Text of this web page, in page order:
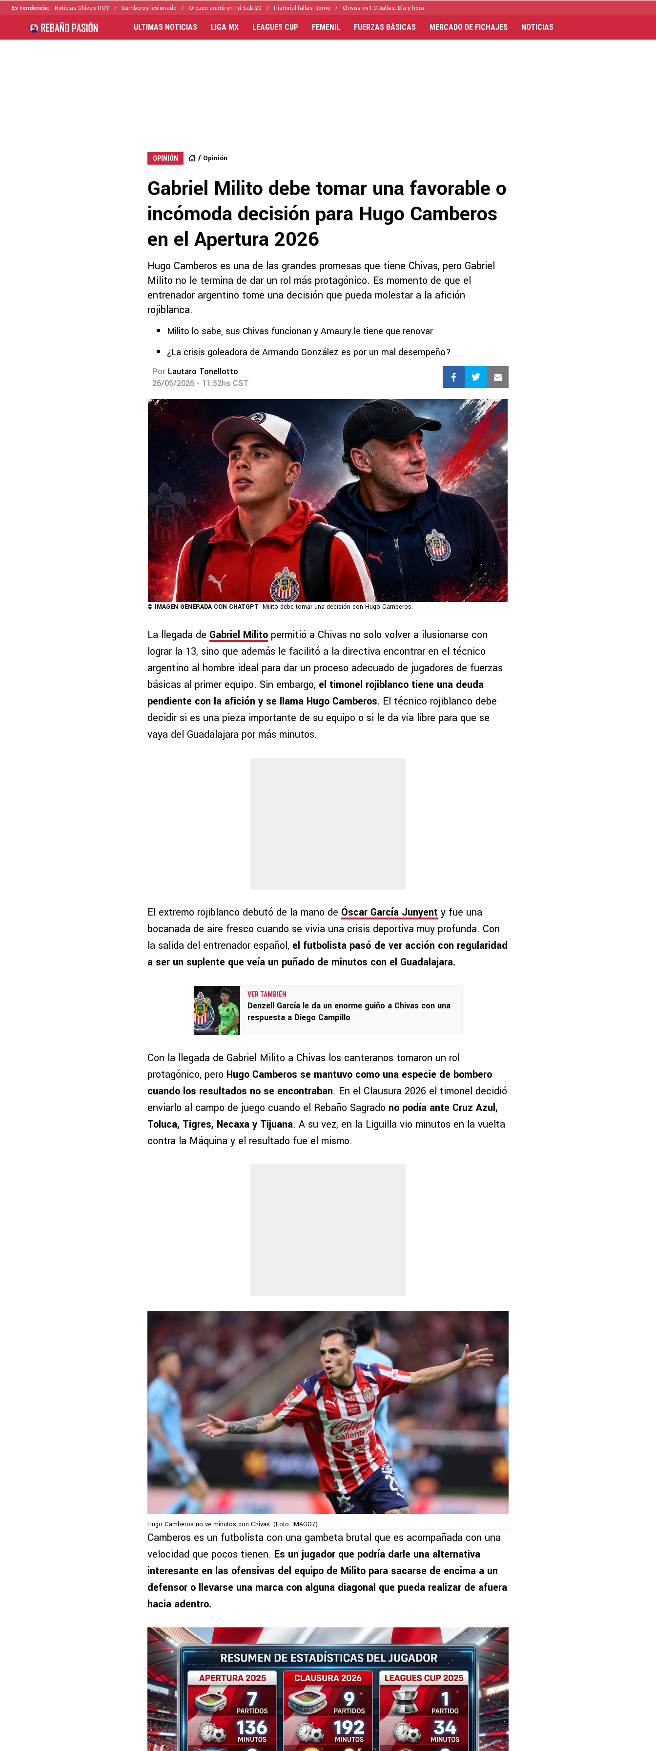
Es tendencia: Noticias Chivas HOY Camberos lesionado Orozco anotó en Tri Sub-20 Historial fallas Romo Chivas vs FC Dallas: Día y hora
ULTIMAS NOTICIAS LIGA MX LEAGUES CUP FEMENIL FUERZAS BÁSICAS MERCADO DE FICHAJES NOTICIAS
OPINIÓN Opinión
Gabriel Milito debe tomar una favorable o
incómoda decisión para Hugo Camberos
en el Apertura 2026
Hugo Camberos es una de las grandes promesas que tiene Chivas, pero Gabriel
Milito no le termina de dar un rol más protagónico. Es momento de que el
entrenador argentino tome una decisión que pueda molestar a la afición
rojiblanca.
Milito lo sabe, sus Chivas funcionan y Amaury le tiene que renovar
¿La crisis goleadora de Armando González es por un mal desempeño?
Por Lautaro Tonellotto
26/05/2026 - 11:52hs CST
© IMAGEN GENERADA CON CHATGPT Milito debe tomar una decisión con Hugo Camberos.
La llegada de Gabriel Milito permitió a Chivas no solo volver a ilusionarse con
lograr la 13, sino que además le facilitó a la directiva encontrar en el técnico
argentino al hombre ideal para dar un proceso adecuado de jugadores de fuerzas
básicas al primer equipo. Sin embargo, el timonel rojiblanco tiene una deuda
pendiente con la afición y se llama Hugo Camberos. El técnico rojiblanco debe
decidir si es una pieza importante de su equipo o si le da vía libre para que se
vaya del Guadalajara por más minutos.
El extremo rojiblanco debutó de la mano de Óscar García Junyent y fue una
bocanada de aire fresco cuando se vivía una crisis deportiva muy profunda. Con
la salida del entrenador español, el futbolista pasó de ver acción con regularidad
a ser un suplente que veía un puñado de minutos con el Guadalajara.
VER TAMBIÉN
Denzell García le da un enorme guiño a Chivas con una
respuesta a Diego Campillo
Con la llegada de Gabriel Milito a Chivas los canteranos tomaron un rol
protagónico, pero Hugo Camberos se mantuvo como una especie de bombero
cuando los resultados no se encontraban. En el Clausura 2026 el timonel decidió
enviarlo al campo de juego cuando el Rebaño Sagrado no podía ante Cruz Azul,
Toluca, Tigres, Necaxa y Tijuana. A su vez, en la Liguilla vio minutos en la vuelta
contra la Máquina y el resultado fue el mismo.
Hugo Camberos no ve minutos con Chivas. (Foto: IMAGO7)
Camberos es un futbolista con una gambeta brutal que es acompañada con una
velocidad que pocos tienen. Es un jugador que podría darle una alternativa
interesante en las ofensivas del equipo de Milito para sacarse de encima a un
defensor o llevarse una marca con alguna diagonal que pueda realizar de afuera
hacia adentro.